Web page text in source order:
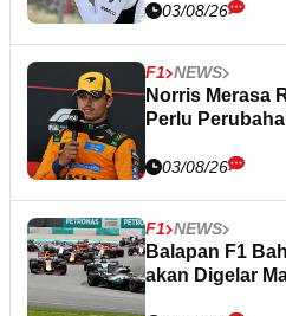
03/08/26
F1 NEWS
Norris Merasa
Perlu
03/08/26
F1 NEWS
Balapan F1
akan Digelar